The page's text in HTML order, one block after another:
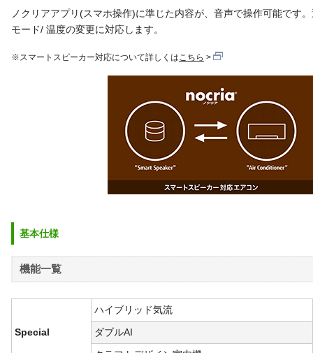
ノクリアアプリ(スマホ操作)に準じた内容が、音声で操作可能です
モード/ 温度の変更に対応します。
※スマートスピーカー対応について詳しくは こちら
基本仕様
機能一覧
Special
ハイブリッド気流
ダブルAI